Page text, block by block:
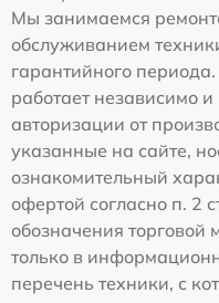
Мы занимаемся
обслуживанием
гарантийного
работает независимо
авторизации от
указанные на сайте,
ознакомительный
офертой согласно п. 2
обозначения
только в
перечень техники, с